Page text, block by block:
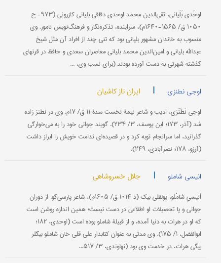
اوحَدی بَلَیانی، تقی‌الدین محمد اوحدی دقاقی بلیانی كازرونی (۹۷۳- ح
۱۰۵۰ ق/ ۱۵۶۵-۱۶۴۰م)، سراینده، تذكره‌نگار و فرهنگ‌نویس نامور. وی
منسوب به خاندان مشهور بلیانی بود كه تنی چند از افراد آن مثل شیخ
عبدالله بلیانی و امین‌الدین محمد بلیانی معاصران سعدی و حافظ در قرنهای
گذشته شهرتی به دست آورده بودند (برای نسب وی، ...
اوجی نطنزی | ایران ناز کاشیان
اوجی نَطَنْزی، ادیب و شاعر نیمۀ نخست سدۀ ۱۱ ق/ ۱۷م. وی در نطنز زاده
شد (آذر، ۱۷۳؛ ابن یوسف، ۳/ ۲۳۴). گویند جوانی خود را به می‌خوارگی
گذرانید، اما سرانجام توبه كرد و در قصیده‌ای ندامت خویش را ابراز داشت
(آرزو، ۱۷۸؛ نصرآبادی، ۲۴۹).
انیسی شاملو | جلال خسروشاهی
اَنیسیِ شامْلو، یولقلی بیك (د ۱۰۱۴ ق/ ۱۶۰۵م)، شاعر پارسی‌گو. از دوران
جوانی و یا تحصیلات او اطلاعی در دست نیست؛ همین اندازه روشن است
كه او در هرات به دنیا آمده، و از قبیلۀ شاملو بوده است (اوحدی، ۱۸۲؛
ابوالفضل، ۱/ ۱۷۵). وی مدتی به عنوان كتابدار علی قلی خان شاملو بیگلر
بیگی هرات، در خدمت وی بود (نهاوندی، ۳/ ۵۱۷...